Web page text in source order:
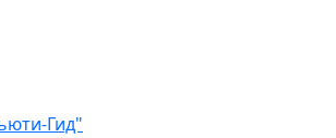
Гид"